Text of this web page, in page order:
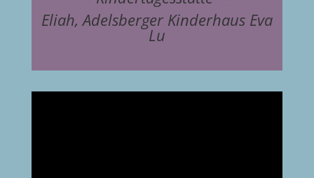
Eliah, Adelsberger Kinderhaus Eva
Lu